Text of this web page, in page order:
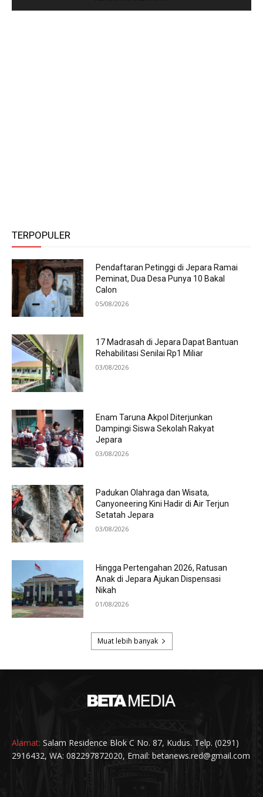
Alamat: Salam Residence Blok C No. 87, Kudus. Telp. (0291)
2916432, WA: 082297872020, Email: betanews.red@gmail.com